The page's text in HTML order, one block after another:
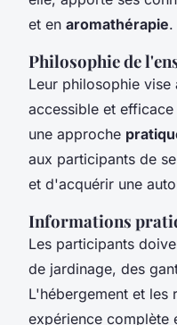
et en aromathérapie.
Philosophie de
Leur philosophie
accessible et
une approche
aux participants de
et d'acquérir une
Informations
Les participants
de jardinage, des
L'hébergement et les
expérience complète